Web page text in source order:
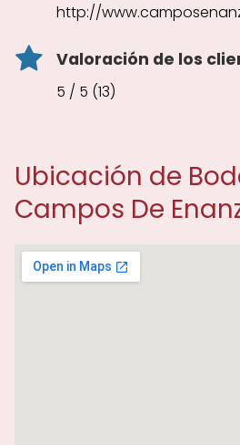
http://
Valoración de los
5 / 5 (13)
Ubicación de
Campos De